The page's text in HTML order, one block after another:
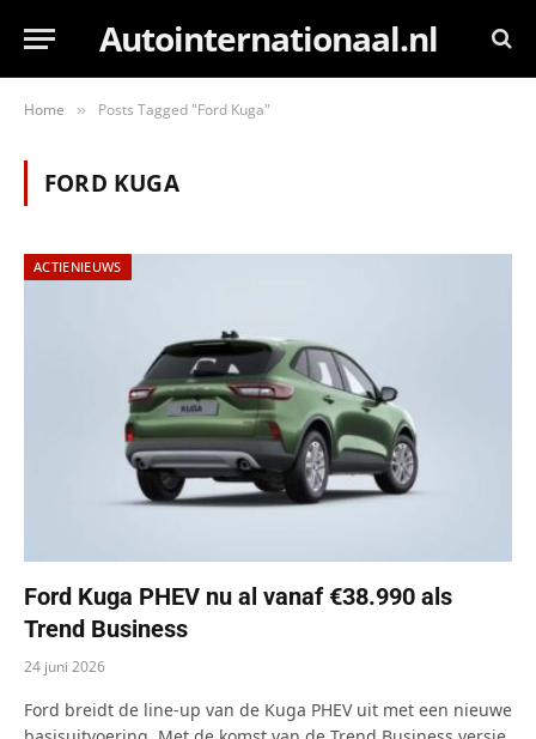
Autointernationaal.nl
Home » Posts Tagged "Ford Kuga"
FORD KUGA
ACTIENIEUWS
Ford Kuga PHEV nu al vanaf €38.990 als
Trend Business
24 juni 2026
Ford breidt de line-up van de Kuga PHEV uit met een nieuwe